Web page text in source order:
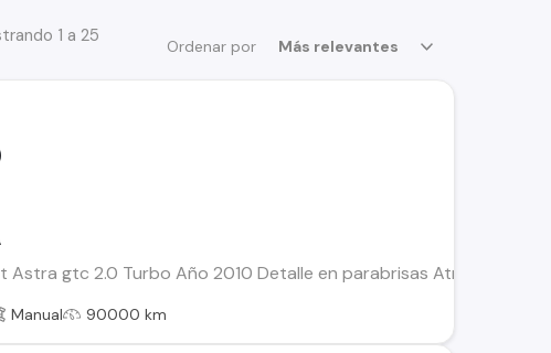
Ordenar por Más relevantes
1 a 25
Astra gtc 2.0 Turbo Año 2010 Detalle en parabrisas Atrasado
Manual 90000 km